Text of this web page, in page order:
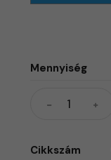
Mennyiség
Cikkszám